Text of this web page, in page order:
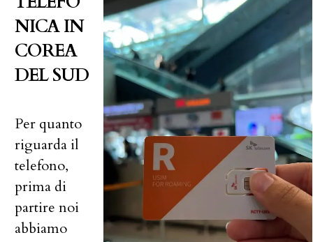
NICA IN
COREA
DEL SUD
Per quanto
riguarda il
telefono,
prima di
partire noi
abbiamo